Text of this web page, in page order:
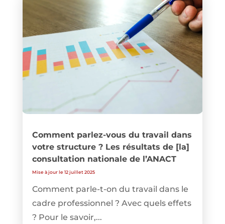
Comment parlez-vous du travail dans
votre structure ? Les résultats de [la]
consultation nationale de l’ANACT
Mise à jour le 12 juillet 2025
Comment parle-t-on du travail dans le
cadre professionnel ? Avec quels effets
? Pour le savoir,...